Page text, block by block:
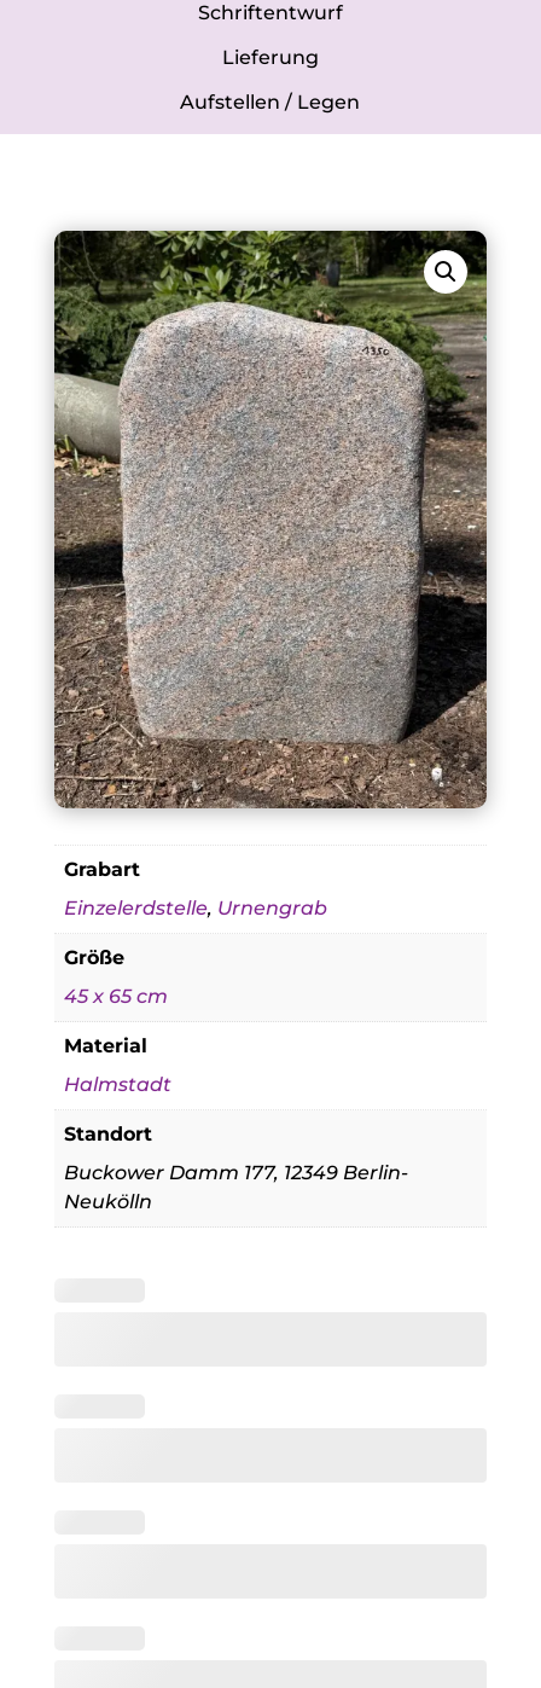
Schriftentwurf
Lieferung
Aufstellen / Legen
Grabart
Einzelerdstelle, Urnengrab
Größe
45 x 65 cm
Material
Halmstadt
Standort
Buckower Damm 177, 12349 Berlin-
Neukölln